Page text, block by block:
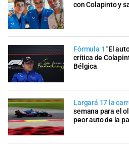
con Colapinto y
Fórmula 1 "El
crítica de
Bélgica
Largará 17 la
semana para el
peor auto de la